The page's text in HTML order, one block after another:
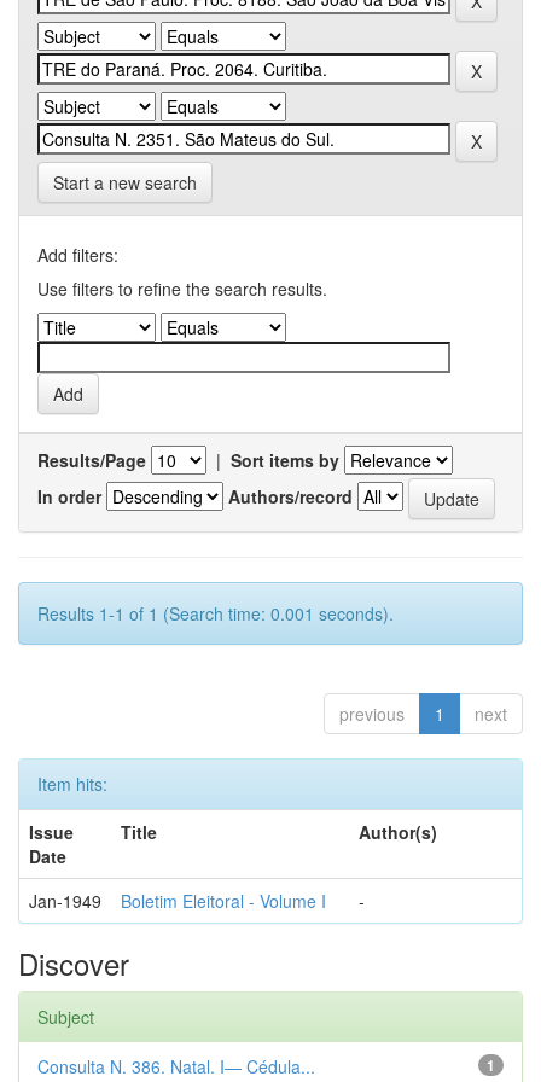
Start a new search
Add filters:
Use filters to refine the search results.
Results/Page | Sort items by
In order
Authors/record
Results 1-1 of 1 (Search time: 0.001 seconds).
previous 1 next
Item hits:
Issue
Date
Title Author(s)
Jan-1949 Boletim Eleitoral - Volume I -
Discover
Subject
1
Consulta N. 386. Natal. I— Cédula...